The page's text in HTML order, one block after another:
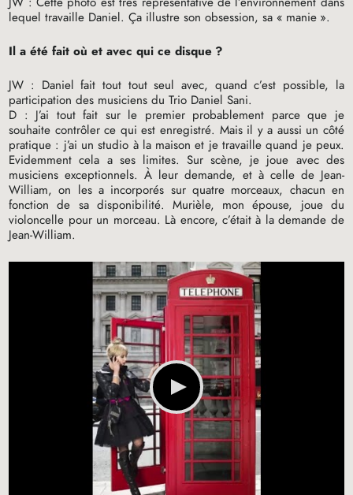
lequel travaille Daniel. Ça illustre son obsession, sa « manie ».
Il a été fait où et avec qui ce disque ?
JW : Daniel fait tout tout seul avec, quand c’est possible, la
participation des musiciens du Trio Daniel Sani.
D : J’ai tout fait sur le premier probablement parce que je
souhaite contrôler ce qui est enregistré. Mais il y a aussi un côté
pratique : j’ai un studio à la maison et je travaille quand je peux.
Evidemment cela a ses limites. Sur scène, je joue avec des
musiciens exceptionnels. À leur demande, et à celle de Jean-
William, on les a incorporés sur quatre morceaux, chacun en
fonction de sa disponibilité. Murièle, mon épouse, joue du
violoncelle pour un morceau. Là encore, c’était à la demande de
Jean-William.